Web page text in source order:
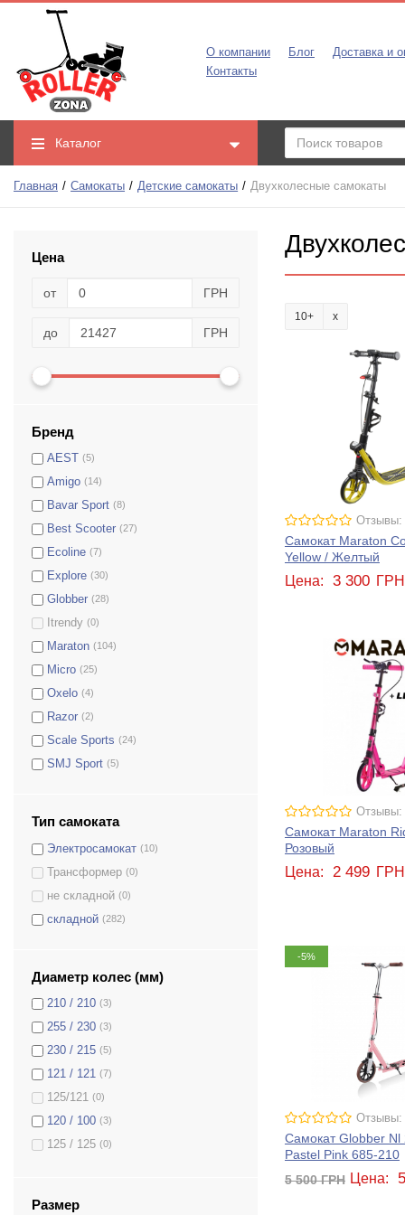
О компании Блог Доставка и
Контакты
Каталог
Главная Самокаты Детские самокаты Двухколесные самокаты
Цена
от ГРН
до ГРН
Бренд
AEST (5)
Amigo (14)
Bavar Sport (8)
Best Scooter (27)
Ecoline (7)
Explore (30)
Globber (28)
Itrendy (0)
Maraton (104)
Micro (25)
Oxelo (4)
Razor (2)
Scale Sports (24)
SMJ Sport (5)
Тип самоката
Электросамокат (10)
Трансформер (0)
не складной (0)
складной (282)
Диаметр колес (мм)
210 / 210 (3)
255 / 230 (3)
230 / 215 (5)
121 / 121 (7)
125/121 (0)
120 / 100 (3)
125 / 125 (0)
Размер
10+
Отзывы:
Самокат Maraton
Yellow / Желтый
Цена: 3 300 ГРН
Отзывы:
Самокат Maraton
Розовый
Цена: 2 499 ГРН
-5%
Отзывы:
Самокат Globber Nl
Pastel Pink 685-210
5 500ГРН Цена: